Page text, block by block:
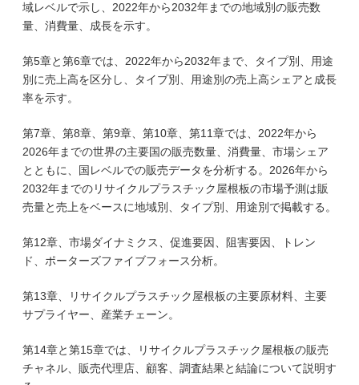
域レベルで示し、2022年から2032年までの地域別の販売数
量、消費量、成長を示す。
第5章と第6章では、2022年から2032年まで、タイプ別、用途
別に売上高を区分し、タイプ別、用途別の売上高シェアと成長
率を示す。
第7章、第8章、第9章、第10章、第11章では、2022年から
2026年までの世界の主要国の販売数量、消費量、市場シェア
とともに、国レベルでの販売データを分析する。2026年から
2032年までのリサイクルプラスチック屋根板の市場予測は販
売量と売上をベースに地域別、タイプ別、用途別で掲載する。
第12章、市場ダイナミクス、促進要因、阻害要因、トレン
ド、ポーターズファイブフォース分析。
第13章、リサイクルプラスチック屋根板の主要原材料、主要
サプライヤー、産業チェーン。
第14章と第15章では、リサイクルプラスチック屋根板の販売
チャネル、販売代理店、顧客、調査結果と結論について説明す